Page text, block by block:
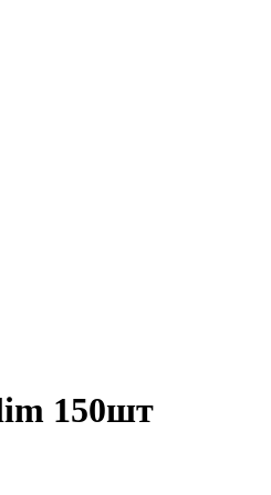
150шт